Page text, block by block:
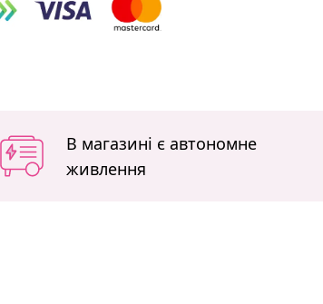
В магазині є автономне
живлення